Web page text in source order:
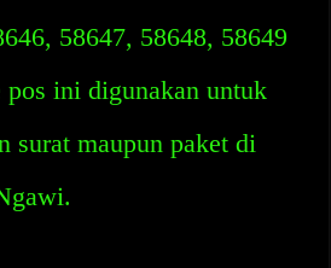
58647, 58648, 58649
pos ini digunakan untuk
surat maupun paket di